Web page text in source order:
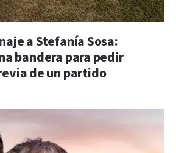
a Stefanía Sosa:
bandera para pedir
de un partido